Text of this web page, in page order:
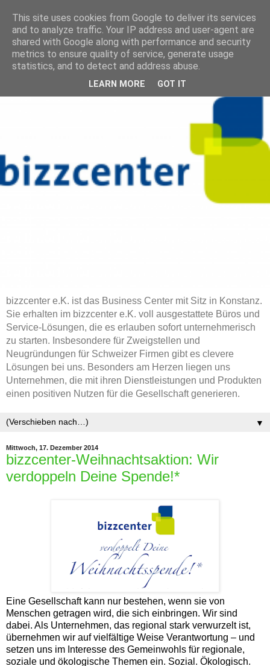
bizzcenter e.K. ist das Business Center mit Sitz in Konstanz.
Sie erhalten im bizzcenter e.K. voll ausgestattete Büros und
Service-Lösungen, die es erlauben sofort unternehmerisch
zu starten. Insbesondere für Zweigstellen und
Neugründungen für Schweizer Firmen gibt es clevere
Lösungen bei uns. Besonders am Herzen liegen uns
Unternehmen, die mit ihren Dienstleistungen und Produkten
einen positiven Nutzen für die Gesellschaft generieren.
▼
Mittwoch, 17. Dezember 2014
bizzcenter-Weihnachtsaktion: Wir
verdoppeln Deine Spende!*
Eine Gesellschaft kann nur bestehen, wenn sie von
Menschen getragen wird, die sich einbringen. Wir sind
dabei. Als Unternehmen, das regional stark verwurzelt ist,
übernehmen wir auf vielfältige Weise Verantwortung – und
setzen uns im Interesse des Gemeinwohls für regionale,
soziale und ökologische Themen ein. Sozial. Ökologisch.
This site uses cookies from Google to deliver its services
and to analyze traffic. Your IP address and user-agent are
shared with Google along with performance and security
metrics to ensure quality of service, generate usage
statistics, and to detect and address abuse.
LEARN MORE GOT IT